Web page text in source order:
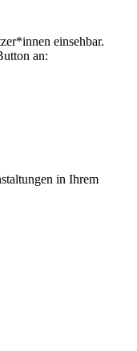
einsehbar.
an:
in Ihrem